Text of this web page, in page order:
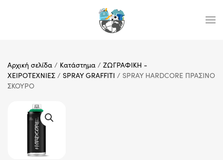
Αρχική σελίδα / Κατάστημα / ΖΩΓΡΑΦΙΚΗ -
ΧΕΙΡΟΤΕΧΝΙΕΣ / SPRAY GRAFFITI / SPRAY HARDCORE ΠΡΑΣΙΝΟ
ΣΚΟΥΡΟ